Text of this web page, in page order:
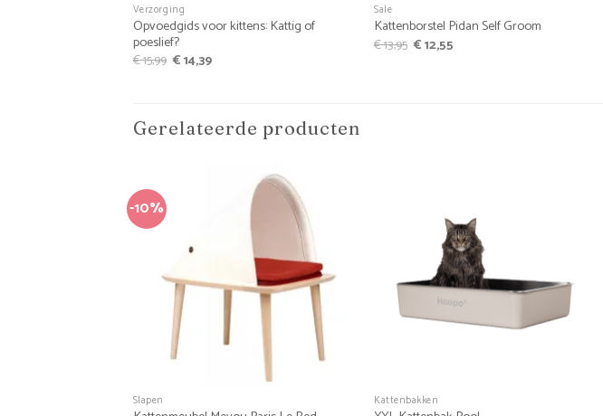
Verzorging
Opvoedgids voor kittens: Kattig of
poeslief?
€15,99 Oorspronkelijke
prijs
€14,39Huidige
Sale
Kattenborstel Pidan Self Groom
€13,95 Oorspronkelijke
€12,55
Gerelateerde producten
-10%
Slapen Kattenbakken